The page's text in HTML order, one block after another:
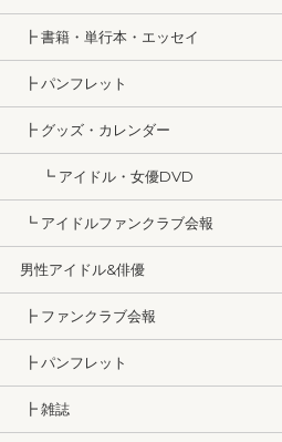
┣ 書籍・単行本・エッセイ
┣ パンフレット
┣ グッズ・カレンダー
┗ アイドル・女優DVD
┗ アイドルファンクラブ会報
男性アイドル&俳優
┣ ファンクラブ会報
┣ パンフレット
┣ 雑誌